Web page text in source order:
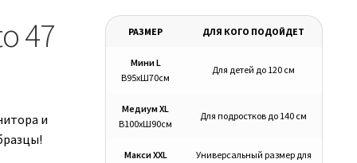
47
и
РАЗМЕР ДЛЯ КОГО ПОДОЙДЕТ
Мини L
В95хШ70см
Для детей до 120 см
Медиум XL
В100хШ90см
Для подростков до 140 см
Макси XXL
Универсальный размер для